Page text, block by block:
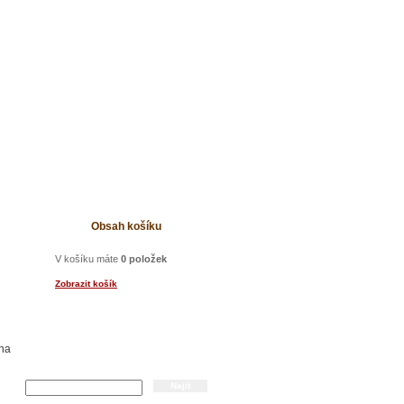
Obsah košíku
V košíku máte 0 položek
Zobrazit košík